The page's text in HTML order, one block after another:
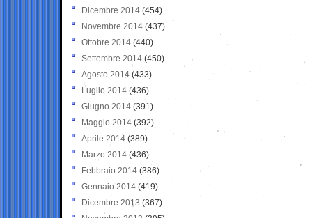
Dicembre 2014 (454)
Novembre 2014 (437)
Ottobre 2014 (440)
Settembre 2014 (450)
Agosto 2014 (433)
Luglio 2014 (436)
Giugno 2014 (391)
Maggio 2014 (392)
Aprile 2014 (389)
Marzo 2014 (436)
Febbraio 2014 (386)
Gennaio 2014 (419)
Dicembre 2013 (367)